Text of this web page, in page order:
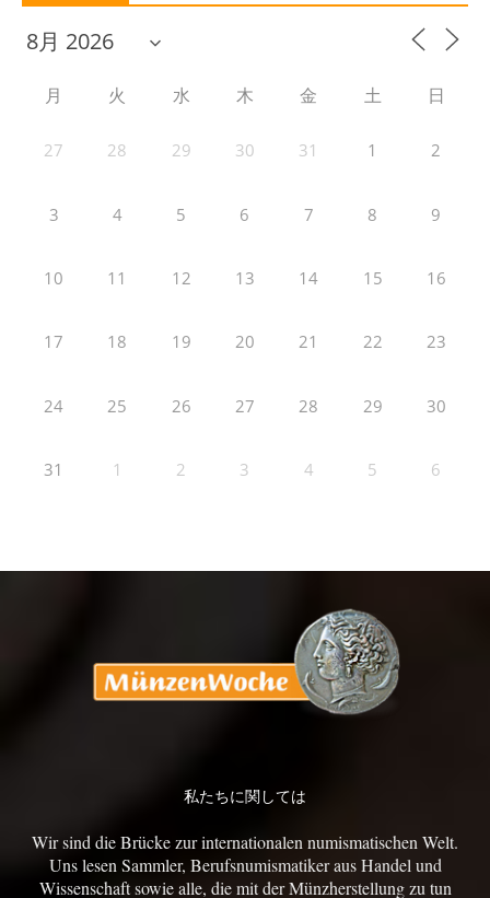
月 火 水 木 金 土 日
27 28 29 30 31 1 2
3 4 5 6 7 8 9
10 11 12 13 14 15 16
17 18 19 20 21 22 23
24 25 26 27 28 29 30
31 1 2 3 4 5 6
私たちに関しては
Wir sind die Brücke zur internationalen numismatischen Welt.
Uns lesen Sammler, Berufsnumismatiker aus Handel und
Wissenschaft sowie alle, die mit der Münzherstellung zu tun